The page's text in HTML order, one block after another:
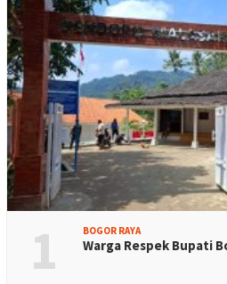
1 BOGOR RAYA
Warga Respek Bupati